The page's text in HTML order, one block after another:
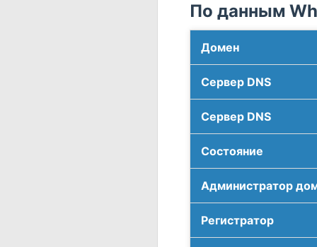
По данным
Домен
Сервер DNS
Сервер DNS
Соcтояние
Администратор
Регистратор